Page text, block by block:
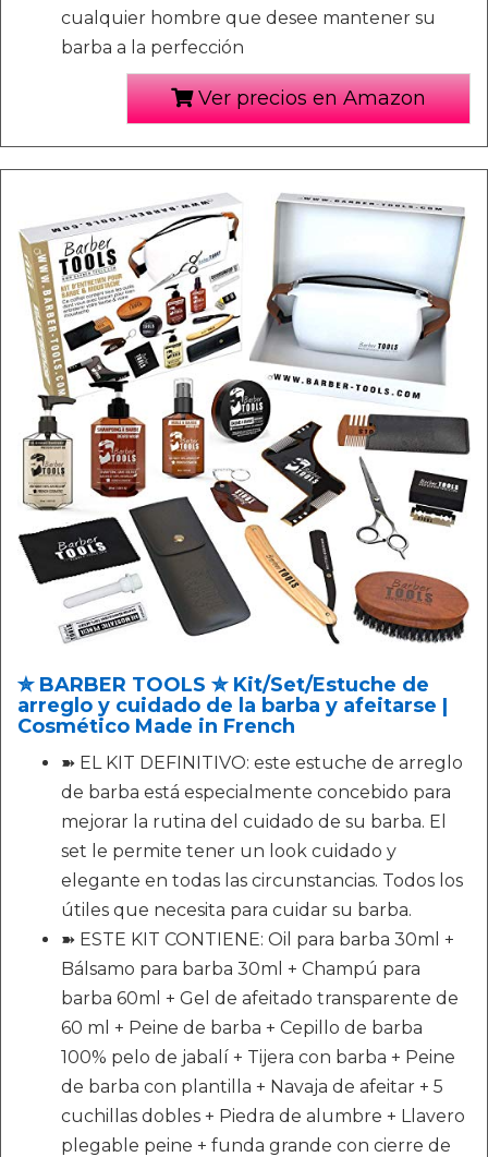
cualquier hombre que desee mantener su
barba a la perfección
Ver precios en Amazon
✮ BARBER TOOLS ✮ Kit/Set/Estuche de
arreglo y cuidado de la barba y afeitarse |
Cosmético Made in French
➽ EL KIT DEFINITIVO: este estuche de arreglo
de barba está especialmente concebido para
mejorar la rutina del cuidado de su barba. El
set le permite tener un look cuidado y
elegante en todas las circunstancias. Todos los
útiles que necesita para cuidar su barba.
➽ ESTE KIT CONTIENE: Oil para barba 30ml +
Bálsamo para barba 30ml + Champú para
barba 60ml + Gel de afeitado transparente de
60 ml + Peine de barba + Cepillo de barba
100% pelo de jabalí + Tijera con barba + Peine
de barba con plantilla + Navaja de afeitar + 5
cuchillas dobles + Piedra de alumbre + Llavero
plegable peine + funda grande con cierre de